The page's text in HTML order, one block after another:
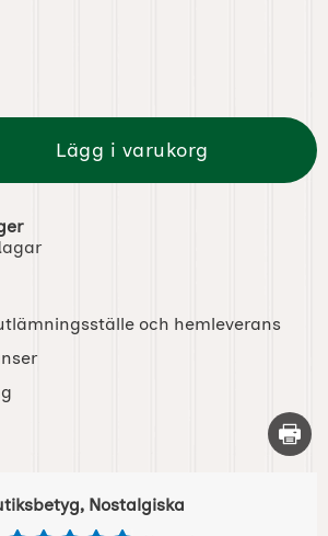
Disney Jul - Piff och Puff
Lägg i varukorg
och hemleverans
Skriv
Nostalgiska